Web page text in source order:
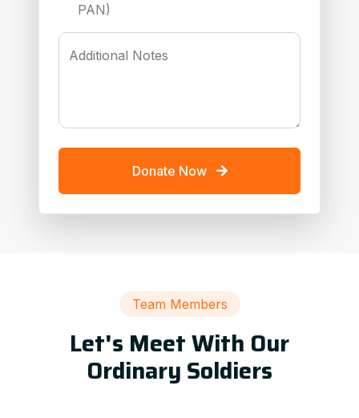
PAN)
Additional Notes
Donate Now
Team Members
Let's Meet With Our
Ordinary Soldiers